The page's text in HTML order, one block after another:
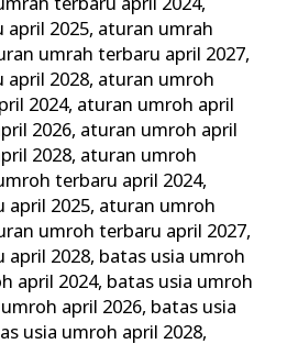
terbaru april 2024,
april 2025, aturan umrah
umrah terbaru april 2027,
april 2028, aturan umroh
2024, aturan umroh april
2026, aturan umroh april
2028, aturan umroh
terbaru april 2024,
april 2025, aturan umroh
umroh terbaru april 2027,
april 2028, batas usia umroh
april 2024, batas usia umroh
april 2026, batas usia
usia umroh april 2028,